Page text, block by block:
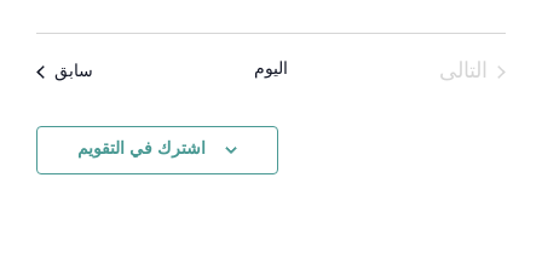
سابق اليوم
التالى
اشترك في التقويم